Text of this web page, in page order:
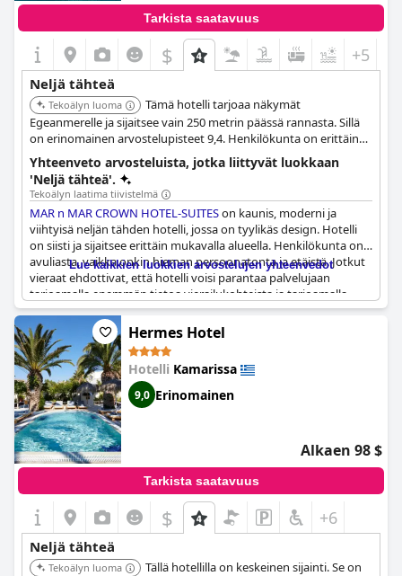
Tarkista saatavuus
$ +5
Neljä tähteä
Tekoälyn luoma
Tämä hotelli tarjoaa näkymät
Egeanmerelle ja sijaitsee vain 250 metrin päässä rannasta. Sillä
on erinomainen arvostelupisteet 9,4. Henkilökunta on erittäin
ystävällistä.
Yhteenveto arvosteluista, jotka liittyvät luokkaan
'Neljä tähteä'.
Tekoälyn laatima tiivistelmä
MAR n MAR CROWN HOTEL-SUITESon kaunis, moderni ja
viihtyisä neljän tähden hotelli, jossa on tyylikäs design. Hotelli
on siisti ja sijaitsee erittäin mukavalla alueella. Henkilökunta on
avuliasta, vaikka onkin hieman persoonatonta ja etäistä. Jotkut
vieraat ehdottivat, että hotelli voisi parantaa palvelujaan
tarjoamalla enemmän tietoa vierailukohteista ja tarjoamalla
noutopalveluja matkatavaroille. Aamiainen oli keskitasoinen ja
alitti odotukset verrattuna muihin Kreikan neljän tähden
hotelleihin. Hotellin sijainti on erittäin hyvä, mutta jotkut vieraat
pitivät epämukavana sitä, että heidän täytyi poistua
päärakennuksesta päästäkseen vastaanottoon,
aamiaishuoneeseen ja uima-altaalle. Näistä pienistä puutteista
huolimatta vieraat nauttivat vierailustaan ja arvostivat hotellin
siistiä, tilavaa ja kodikasta ympäristöä.
Lue kaikkien luokkien arvostelujen yhteenvedot
Hermes Hotel
Hotelli Kamarissa
9,0 Erinomainen
Alkaen 98 $
Tarkista saatavuus
$ +6
Neljä tähteä
Tekoälyn luoma
Tällä hotellilla on keskeinen sijainti. Se on